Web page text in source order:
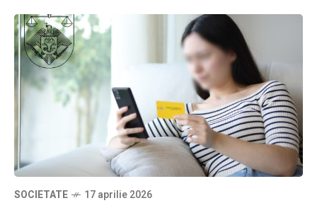
SOCIETATE 17 aprilie 2026